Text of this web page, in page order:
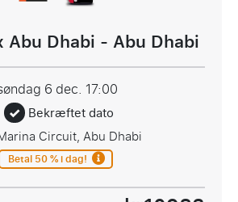
Abu Dhabi - Abu Dhabi
6 dec. 17:00
Bekræftet dato
Circuit, Abu Dhabi
Betal 50 % i dag!